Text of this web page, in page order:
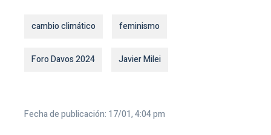
cambio climático feminismo
Foro Davos 2024 Javier Milei
Fecha de publicación: 17/01, 4:04 pm